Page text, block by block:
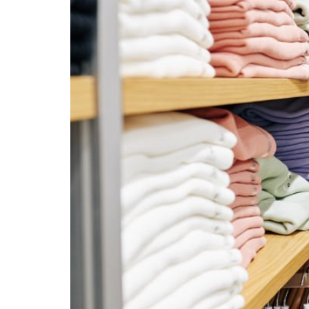
Strateginya